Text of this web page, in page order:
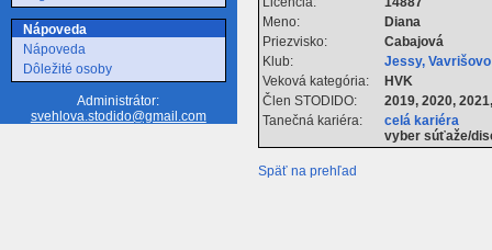
Nápoveda
Nápoveda
Dôležité osoby
Administrátor:
svehlova.stodido@gmail.com
Meno:
Diana
Priezvisko:
Cabajová
Klub:
Jessy,
Veková kategória:
HVK
Člen STODIDO:
2019, 2020,
Tanečná kariéra:
celá kariéra
vyber súťaže/
Späť na prehľad